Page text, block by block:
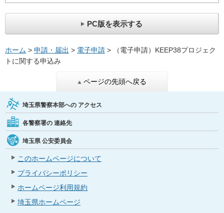
PC版を表示する
ホーム > 申請・届出 > 電子申請 > （電子申請）KEEP38プロジェク
トに関する申込み
ページの先頭へ戻る
埼玉県警察本部への アクセス
各警察署の 連絡先
埼玉県 公安委員会
このホームページについて
プライバシーポリシー
ホームページ利用規約
埼玉県ホームページ